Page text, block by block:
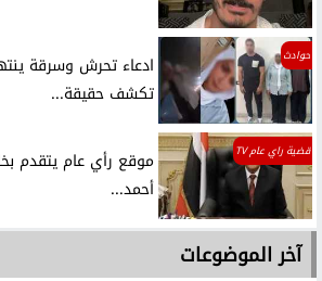
حوادث
ادعاء تحرش وسرقة
تكشف حقيقة...
قضية راي عام TV
موقع رأي عام يتقدم
أحمد...
آخر الموضوعات